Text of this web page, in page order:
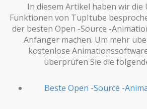
In diesem Artikel haben wir die
Funktionen von TupItube
der besten Open -Source -
Anfänger machen. Um mehr
kostenlose
überprüfen Sie die
Beste Open -Source -